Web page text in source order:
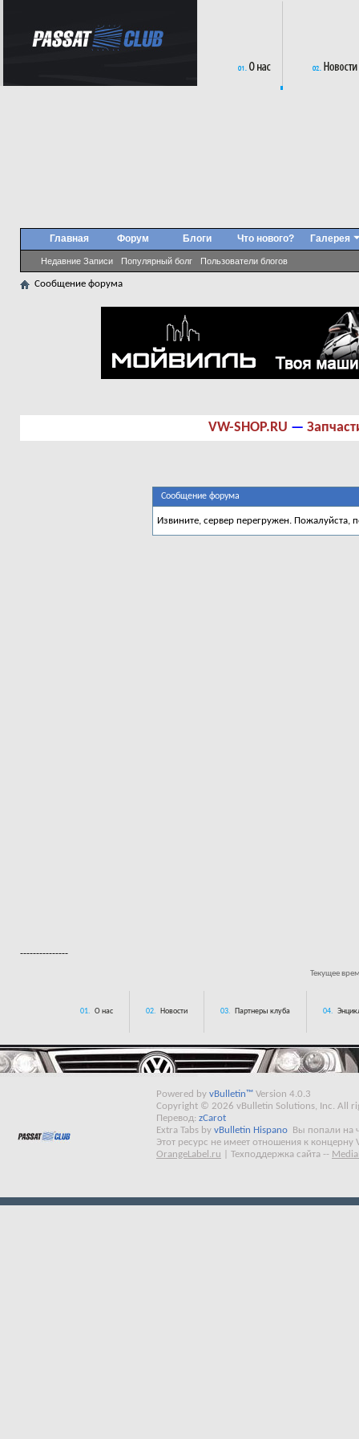
Главная Форум Блоги
Недавние Записи Популярный болг Пользователи блогов
Что нового? Галерея
Сообщение форума
VW-SHOP.RU —
Сообщение форума
Извините, сервер перегружен. Пожалуйста,
---------------
Текущее
01. О нас 02. Новости 03. Партнеры клуба 04.
Powered by vBulletin™ Version 4.0.3
Copyright © 2026 vBulletin Solutions, Inc. All
Перевод: zCarot
Extra Tabs by vBulletin Hispano
Вы попали на
Этот ресурс не имеет отношения к концерну
OrangeLabel.ru
Техподдержка сайта --